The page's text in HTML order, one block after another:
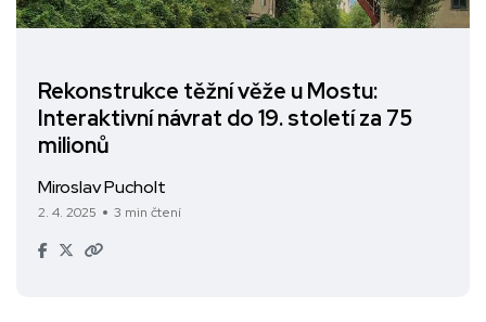
Rekonstrukce těžní věže u Mostu:
Interaktivní návrat do 19. století za 75
milionů
Miroslav Pucholt
2. 4. 2025 3 min čtení